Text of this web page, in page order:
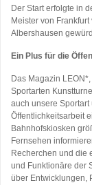
Der Start erfolgte in
Meister von
Albershausen
Ein Plus für die
Das Magazin
Sportarten
auch unsere
Öffentlichkeitsarbeit
Bahnhofskiosken
Fernsehen
Recherchen und die
und Funktionäre der
über Entwicklungen,